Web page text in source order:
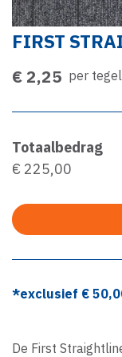
FIRST
€ 2,25 per tegel
Totaalbedrag
€ 225,00
*exclusief €
De First